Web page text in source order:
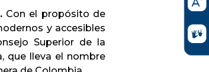
Con el propósito de
y accesibles
Superior de la
que lleva el nombre